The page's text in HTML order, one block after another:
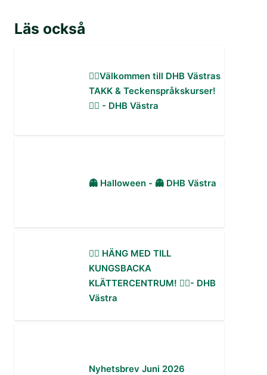
Läs också
✋🏻Välkommen till DHB Västras
TAKK & Teckenspråkskurser!
✋🏻 - DHB Västra
👻 Halloween - 👻 DHB Västra
🧗‍♀️ HÄNG MED TILL
KUNGSBACKA
KLÄTTERCENTRUM! 🧗‍♂️- DHB
Västra
Nyhetsbrev Juni 2026